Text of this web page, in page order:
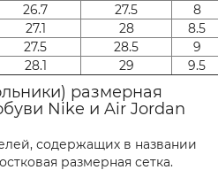
26.7 27.5
8
27.1 28
8.5
27.5 28.5
9
28.1 29 9.5
размерная
Nike и Air Jordan
содержащих в названии
размерная сетка.